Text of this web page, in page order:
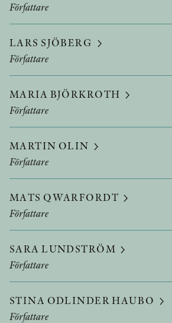
Författare
LARS SJÖBERG
Författare
MARIA BJÖRKROTH
Författare
MARTIN OLIN
Författare
MATS QWARFORDT
Författare
SARA LUNDSTRÖM
Författare
STINA ODLINDER HAUBO
Författare